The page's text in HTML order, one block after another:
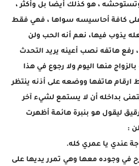
، هو كذلك أيضًا بل وأكثر ،
كافة أحاسيسه سواها ، فهي فقط
يذوب فيها، نعم أنه الحب ولن
هاتفه نصب أعينه يريد التحدث
منها اليوم ولا رجوع في هذا
هاتفها ووضعه على أذنه ينتظر
بداخله أن لا يستمع لشيء آخر
ليقول هو بنبرة هائمة أظهرت
:
عندي يا عمري كله.
في وجوده معها وهي تمرر يديها على